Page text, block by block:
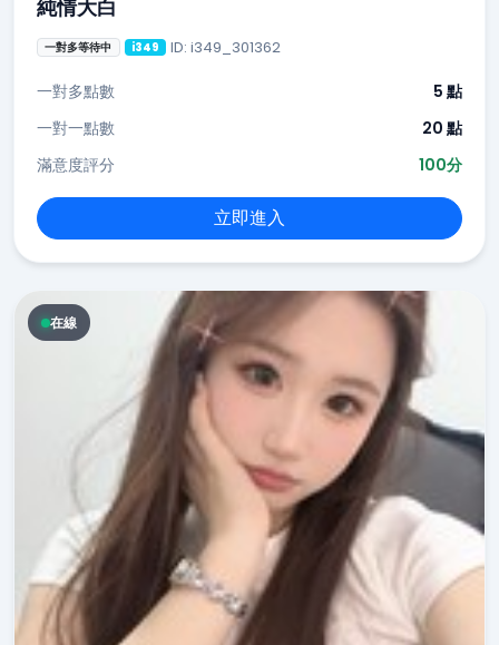
純情大白
一對多等待中 i349 ID: i349_301362
一對多點數
5 點
一對一點數
20 點
滿意度評分
100分
立即進入
在線